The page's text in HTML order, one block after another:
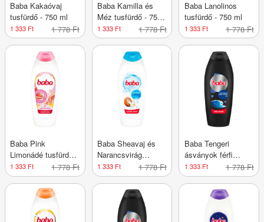
Baba Kakaóvaj
tusfürdő - 750 ml
1 333 Ft 1 778 Ft
Baba Kamilla és
Méz tusfürdő - 750
ml
1 333 Ft 1 778 Ft
Baba Lanolinos
tusfürdő - 750 ml
1 333 Ft 1 778 Ft
Baba Pink
Limonádé tusfürdő -
750 ml
1 333 Ft 1 778 Ft
Baba Sheavaj és
Narancsvirág
tusfürdő - 750 ml
1 333 Ft 1 778 Ft
Baba Tengeri
ásványok férfi
tusfürdő - 750 ml
1 333 Ft 1 778 Ft